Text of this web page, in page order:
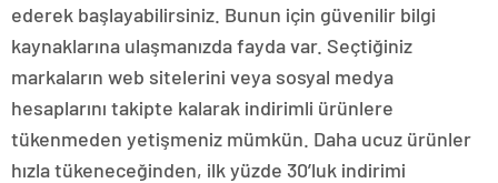
ederek başlayabilirsiniz. Bunun için güvenilir bilgi
kaynaklarına ulaşmanızda fayda var. Seçtiğiniz
markaların web sitelerini veya sosyal medya
hesaplarını takipte kalarak indirimli ürünlere
tükenmeden yetişmeniz mümkün. Daha ucuz ürünler
hızla tükeneceğinden, ilk yüzde 30’luk indirimi